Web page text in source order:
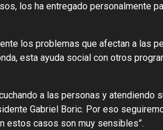
los ha entregado personalmente
los problemas que afectan a las
esta ayuda social con otros
a las personas y atendiendo
Gabriel Boric. Por eso
estos casos son muy sensibles”.